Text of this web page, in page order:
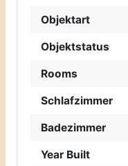
Objektart
Objektstatus
Rooms
Schlafzimmer
Badezimmer
Year Built